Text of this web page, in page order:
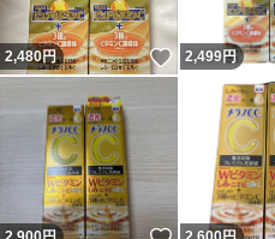
2,480円 いいね！
2,499円